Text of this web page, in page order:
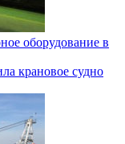
оборудование в
крановое судно